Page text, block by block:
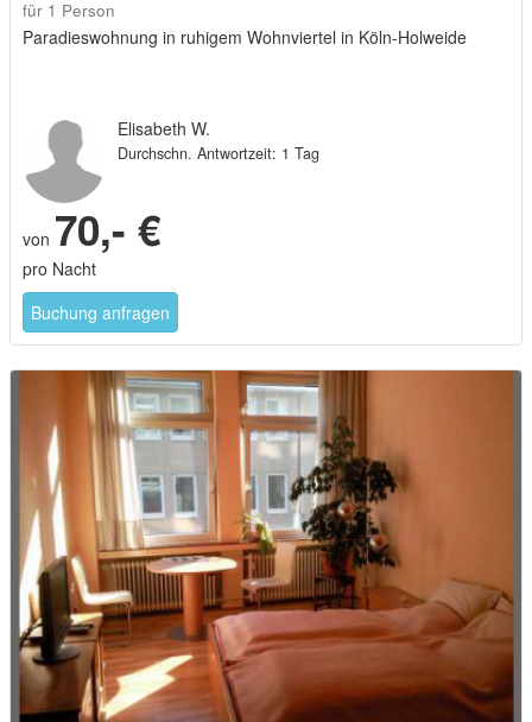
für 1 Person
Paradieswohnung in ruhigem Wohnviertel in Köln-Holweide
Elisabeth W.
Durchschn. Antwortzeit: 1 Tag
von 70,- €
pro Nacht
Buchung anfragen